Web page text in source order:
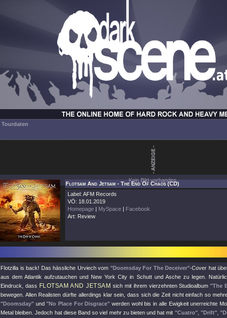
Tourdaten
Kein Bild vorhanden.
Flotsam And Jetsam - The End Of Chaos (CD)
Label: AFM Records
VÖ: 18.01.2019
Homepage | MySpace | Facebook
Art: Review
Flotzilla is back! Das hässliche Urviech vom "Doomsday For The Deceiver"-Cover hat
aus dem Atlantik aufzutauchen und New York City in Schutt und Asche zu legen.
Eindruck, dass FLOTSAM AND JETSAM sich mit ihrem vierzehnten Studioalbum"The
bewegen. Allen Realisten dürfte allerdings klar sein, dass sich die Zeit nicht einfach so
"Doomsday" und"No Place For Disgrace" werden wohl bis in alle Ewigkeit unerreichte
Metal bleiben. Jedoch hat diese Band so viel mehr zu bieten und hat mit "Cuatro", "Drift",